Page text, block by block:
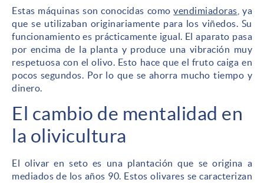
Estas máquinas son conocidas comovendimiadoras , ya
que se utilizaban originariamente para los viñedos. Su
funcionamiento es prácticamente igual. El aparato pasa
por encima de la planta y produce una vibración muy
respetuosa con el olivo. Esto hace que el fruto caiga en
pocos segundos. Por lo que se ahorra mucho tiempo y
dinero.
El cambio de mentalidad en
la olivicultura
El olivar en seto es una plantación que se origina a
mediados de los años 90. Estos olivares se caracterizan